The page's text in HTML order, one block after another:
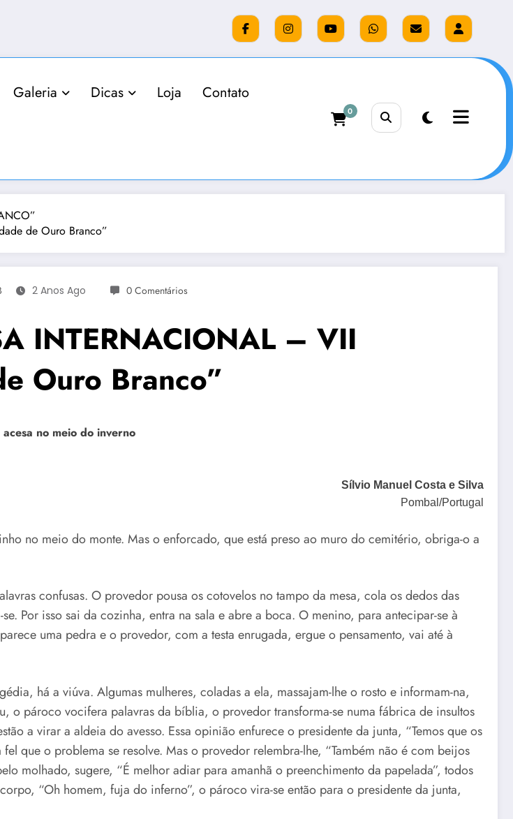
Galeria Dicas Loja Contato
0
de Ouro Branco”
2 Anos Ago 0 Comentários
INTERNACIONAL – VII
Ouro Branco”
acesa no meio do inverno
Sílvio Manuel Costa e Silva
Pombal/Portugal
no meio do monte. Mas o enforcado, que está preso ao muro do cemitério, obriga-o a
confusas. O provedor pousa os cotovelos no tampo da mesa, cola os dedos das
Por isso sai da cozinha, entra na sala e abre a boca. O menino, para antecipar-se à
uma pedra e o provedor, com a testa enrugada, ergue o pensamento, vai até à
há a viúva. Algumas mulheres, coladas a ela, massajam-lhe o rosto e informam-na,
o pároco vocifera palavras da bíblia, o provedor transforma-se numa fábrica de insultos
a virar a aldeia do avesso. Essa opinião enfurece o presidente da junta, “Temos que os
que o problema se resolve. Mas o provedor relembra-lhe, “Também não é com beijos
molhado, sugere, “É melhor adiar para amanhã o preenchimento da papelada”, todos
“Oh homem, fuja do inferno”, o pároco vira-se então para o presidente da junta,